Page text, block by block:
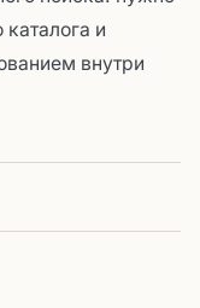
и
внутри